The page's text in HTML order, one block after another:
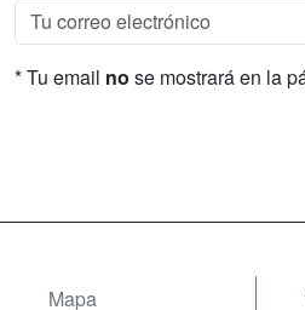
* Tu email no se mostrará en la
Mapa